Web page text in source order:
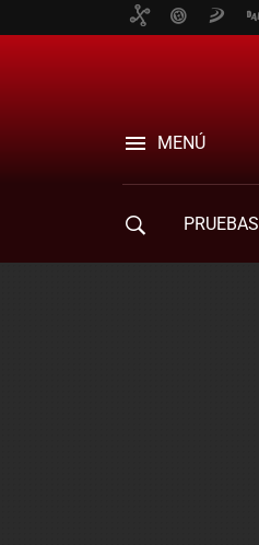
MENÚ
PRUEBAS